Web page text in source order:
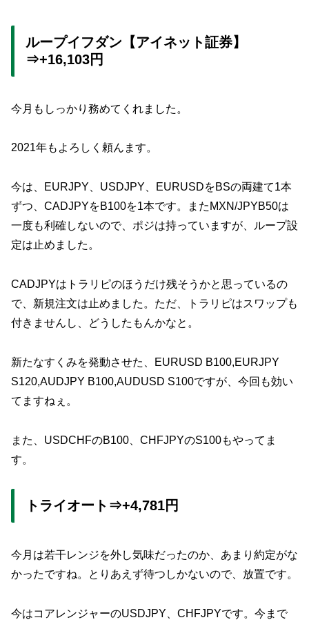
ループイフダン【アイネット証券】
⇒+16,103円
今月もしっかり務めてくれました。
2021年もよろしく頼んます。
今は、EURJPY、USDJPY、EURUSDをBSの両建て1本
ずつ、CADJPYをB100を1本です。またMXN/JPYB50は
一度も利確しないので、ポジは持っていますが、ループ設
定は止めました。
CADJPYはトラリピのほうだけ残そうかと思っているの
で、新規注文は止めました。ただ、トラリピはスワップも
付きませんし、どうしたもんかなと。
新たなすくみを発動させた、EURUSD B100,EURJPY
S120,AUDJPY B100,AUDUSD S100ですが、今回も効い
てますねぇ。
また、USDCHFのB100、CHFJPYのS100もやってま
す。
トライオート⇒+4,781円
今月は若干レンジを外し気味だったのか、あまり約定がな
かったですね。とりあえず待つしかないので、放置です。
今はコアレンジャーのUSDJPY、CHFJPYです。今まで